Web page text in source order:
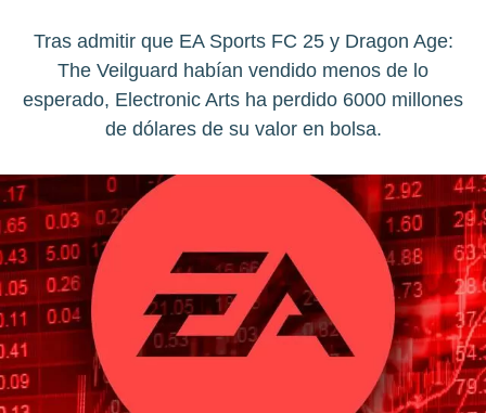
Tras admitir que EA Sports FC 25 y Dragon Age:
The Veilguard habían vendido menos de lo
esperado, Electronic Arts ha perdido 6000 millones
de dólares de su valor en bolsa.